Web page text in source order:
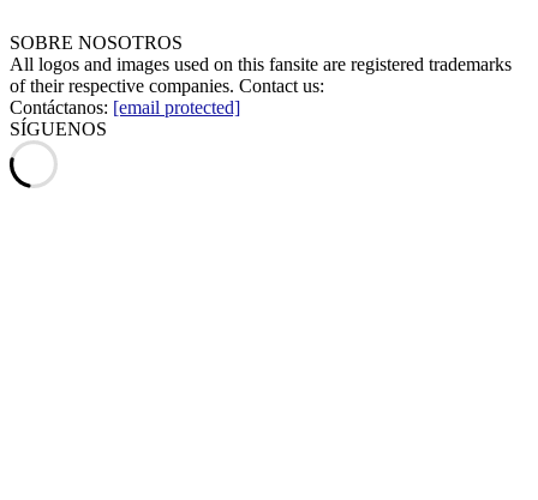
SOBRE NOSOTROS
All logos and images used on this fansite are registered trademarks
of their respective companies. Contact us:
Contáctanos: [email protected]
SÍGUENOS